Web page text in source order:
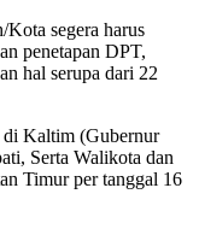
segera harus
penetapan DPT,
hal serupa dari 22
Kaltim (Gubernur
Serta Walikota dan
Timur per tanggal 16